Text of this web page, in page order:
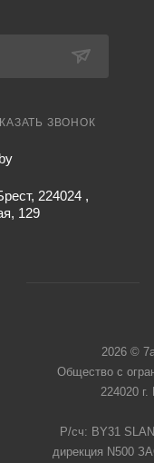
ЗВОНОК
224024 ,
129
2026 ©
Общество с
224020
Р/сч: BY31
дирекция N500